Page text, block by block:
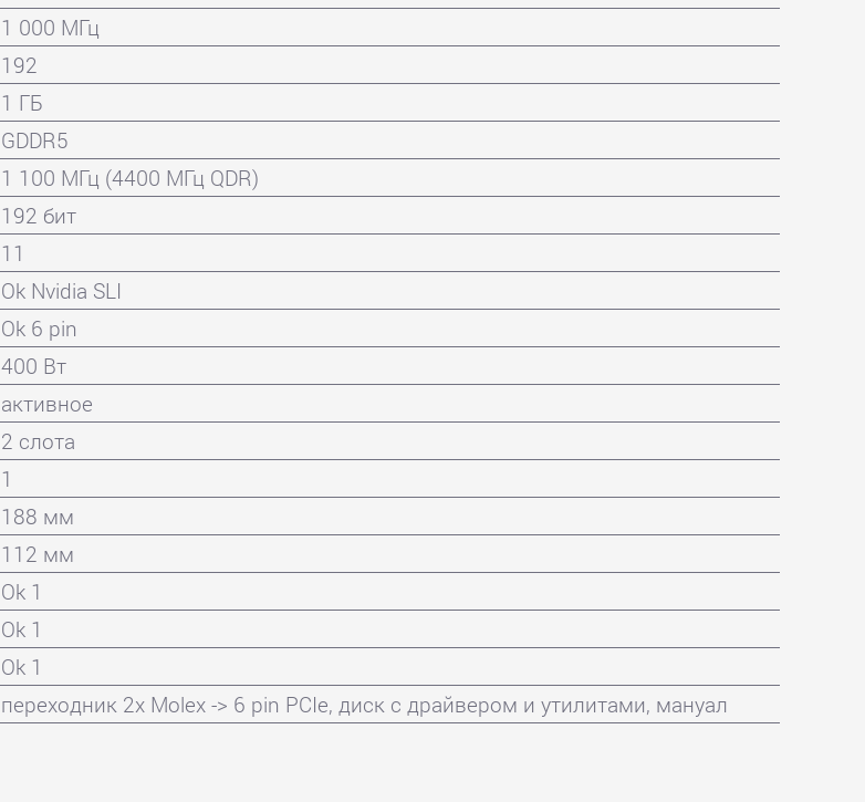
1 000 МГц
192
1 ГБ
GDDR5
1 100 МГц (4400 МГц QDR)
192 бит
11
Ok Nvidia SLI
Ok 6 pin
400 Вт
активное
2 слота
1
188 мм
112 мм
Ok 1
Ok 1
Ok 1
переходник 2x Molex -> 6 pin PCIe, диск с драйвером и утилитами, мануал